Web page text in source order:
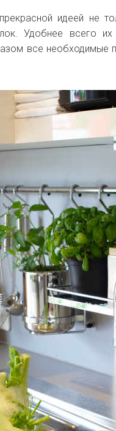
идеей не
Удобнее всего
все необходимые